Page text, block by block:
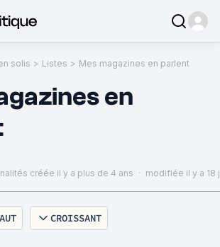
solis > Listes > Mes magazines en parlent
en
créée il y a plus de 4 ans · modifiée il y a 18
CROISSANT